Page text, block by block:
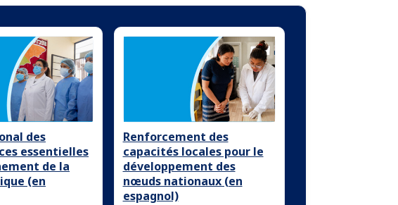
des
essentielles
de la
(en
Renforcement des
capacités locales pour le
développement des
nœuds nationaux (en
espagnol)